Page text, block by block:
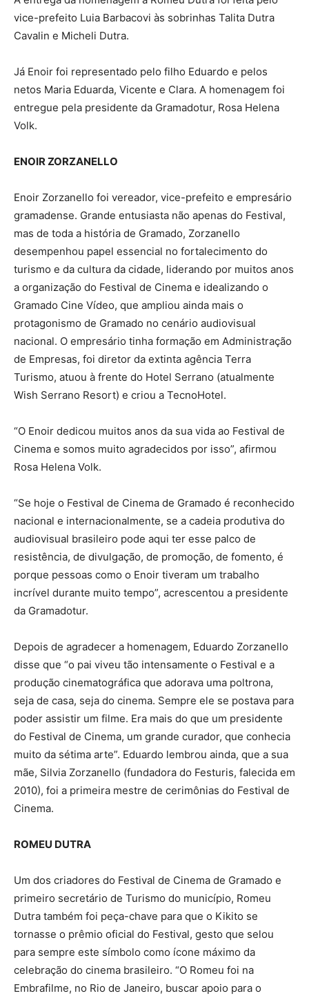
vice-prefeito Luia Barbacovi às sobrinhas Talita Dutra
Cavalin e Micheli Dutra.
Já Enoir foi representado pelo filho Eduardo e pelos
netos Maria Eduarda, Vicente e Clara. A homenagem foi
entregue pela presidente da Gramadotur, Rosa Helena
Volk.
ENOIR ZORZANELLO
Enoir Zorzanello foi vereador, vice-prefeito e empresário
gramadense. Grande entusiasta não apenas do Festival,
mas de toda a história de Gramado, Zorzanello
desempenhou papel essencial no fortalecimento do
turismo e da cultura da cidade, liderando por muitos anos
a organização do Festival de Cinema e idealizando o
Gramado Cine Vídeo, que ampliou ainda mais o
protagonismo de Gramado no cenário audiovisual
nacional. O empresário tinha formação em Administração
de Empresas, foi diretor da extinta agência Terra
Turismo, atuou à frente do Hotel Serrano (atualmente
Wish Serrano Resort) e criou a TecnoHotel.
“O Enoir dedicou muitos anos da sua vida ao Festival de
Cinema e somos muito agradecidos por isso”, afirmou
Rosa Helena Volk.
“Se hoje o Festival de Cinema de Gramado é reconhecido
nacional e internacionalmente, se a cadeia produtiva do
audiovisual brasileiro pode aqui ter esse palco de
resistência, de divulgação, de promoção, de fomento, é
porque pessoas como o Enoir tiveram um trabalho
incrível durante muito tempo”, acrescentou a presidente
da Gramadotur.
Depois de agradecer a homenagem, Eduardo Zorzanello
disse que “o pai viveu tão intensamente o Festival e a
produção cinematográfica que adorava uma poltrona,
seja de casa, seja do cinema. Sempre ele se postava para
poder assistir um filme. Era mais do que um presidente
do Festival de Cinema, um grande curador, que conhecia
muito da sétima arte”. Eduardo lembrou ainda, que a sua
mãe, Silvia Zorzanello (fundadora do Festuris, falecida em
2010), foi a primeira mestre de cerimônias do Festival de
Cinema.
ROMEU DUTRA
Um dos criadores do Festival de Cinema de Gramado e
primeiro secretário de Turismo do município, Romeu
Dutra também foi peça-chave para que o Kikito se
tornasse o prêmio oficial do Festival, gesto que selou
para sempre este símbolo como ícone máximo da
celebração do cinema brasileiro. “O Romeu foi na
Embrafilme, no Rio de Janeiro, buscar apoio para o